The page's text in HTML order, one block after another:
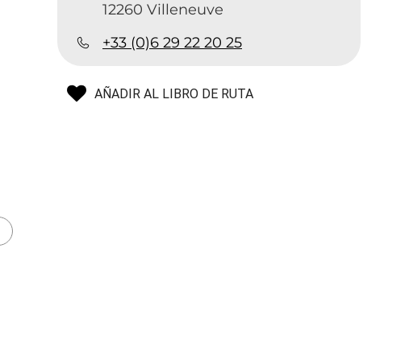
12260 Villeneuve
+33 (0)6 29 22 20 25
AÑADIR AL LIBRO DE RUTA